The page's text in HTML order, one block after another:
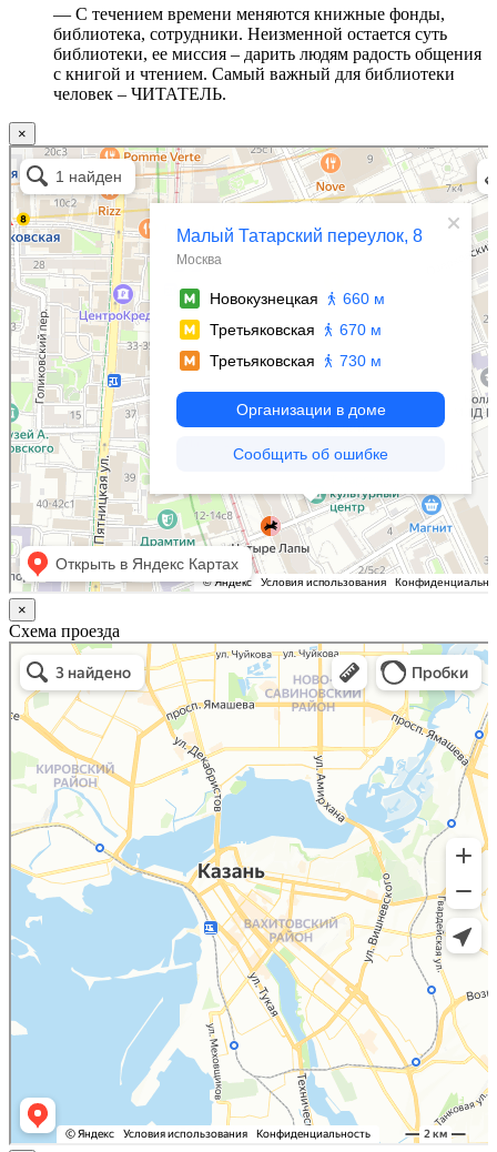
— С течением времени меняются книжные фонды,
библиотека, сотрудники. Неизменной остается суть
библиотеки, ее миссия – дарить людям радость общения
с книгой и чтением. Самый важный для библиотеки
человек – ЧИТАТЕЛЬ.
×
Москва
Малый Татарский переулок, 8 на карте Москвы, ближайшее метро Новокузнецкая —
Яндекс.Карты
×
Схема проезда
Казань
Малый Татарский переулок, 8 на карте Москвы, ближайшее метро Новокузнецкая —
Яндекс.Карты